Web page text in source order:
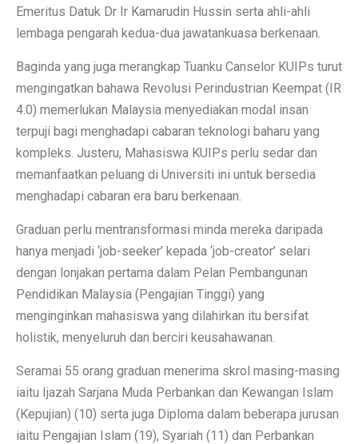
Emeritus Datuk Dr Ir Kamarudin Hussin serta ahli-ahli
lembaga pengarah kedua-dua jawatankuasa berkenaan.
Baginda yang juga merangkap Tuanku Canselor KUIPs turut
mengingatkan bahawa Revolusi Perindustrian Keempat (IR
4.0) memerlukan Malaysia menyediakan modal insan
terpuji bagi menghadapi cabaran teknologi baharu yang
kompleks. Justeru, Mahasiswa KUIPs perlu sedar dan
memanfaatkan peluang di Universiti ini untuk bersedia
menghadapi cabaran era baru berkenaan.
Graduan perlu mentransformasi minda mereka daripada
hanya menjadi ‘job-seeker’ kepada ‘job-creator’ selari
dengan lonjakan pertama dalam Pelan Pembangunan
Pendidikan Malaysia (Pengajian Tinggi) yang
menginginkan mahasiswa yang dilahirkan itu bersifat
holistik, menyeluruh dan berciri keusahawanan.
Seramai 55 orang graduan menerima skrol masing-masing
iaitu Ijazah Sarjana Muda Perbankan dan Kewangan Islam
(Kepujian) (10) serta juga Diploma dalam beberapa jurusan
iaitu Pengajian Islam (19), Syariah (11) dan Perbankan